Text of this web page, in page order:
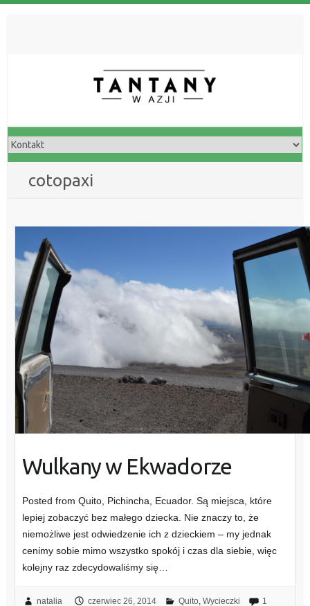
cotopaxi
Wulkany w Ekwadorze
Posted from Quito, Pichincha, Ecuador. Są miejsca, które
lepiej zobaczyć bez małego dziecka. Nie znaczy to, że
niemożliwe jest odwiedzenie ich z dzieckiem – my jednak
cenimy sobie mimo wszystko spokój i czas dla siebie, więc
kolejny raz zdecydowaliśmy się…
natalia czerwiec 26, 2014 Quito, Wycieczki
1